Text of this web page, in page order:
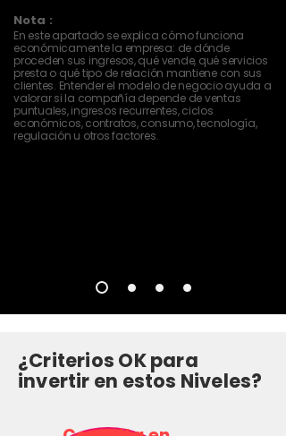
Nota :
En este apartado se explica cómo funciona
económicamente la empresa: de dónde
proceden sus ingresos, qué vende, qué servicios
presta o qué tipo de relación mantiene con sus
clientes. Entender el modelo de negocio ayuda a
valorar si la compañía depende de ventas
puntuales, ingresos recurrentes, ciclos
económicos, contratos, consumo, tecnología,
regulación u otros factores.
¿Criterios OK para
invertir en estos Niveles?